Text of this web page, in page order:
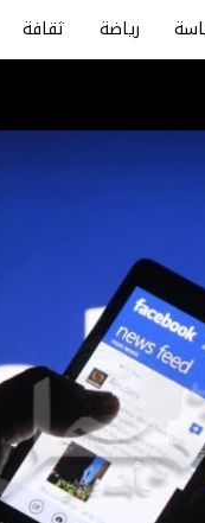
رياضة ثقافة